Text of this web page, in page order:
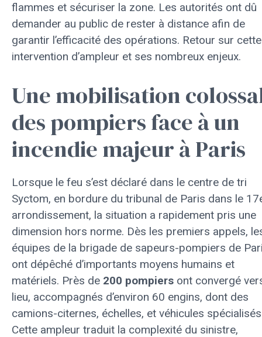
flammes et sécuriser la zone. Les autorités ont dû
demander au public de rester à distance afin de
garantir l’efficacité des opérations. Retour sur cette
intervention d’ampleur et ses nombreux enjeux.
Une mobilisation
des pompiers face à un
incendie majeur à Paris
Lorsque le feu s’est déclaré dans le centre de tri
Syctom, en bordure du tribunal de Paris dans le
arrondissement, la situation a rapidement pris une
dimension hors norme. Dès les premiers appels,
équipes de la brigade de sapeurs-pompiers de
ont dépêché d’importants moyens humains et
matériels. Près de 200 pompiers ont convergé
lieu, accompagnés d’environ 60 engins, dont des
camions-citernes, échelles, et véhicules
Cette ampleur traduit la complexité du sinistre,